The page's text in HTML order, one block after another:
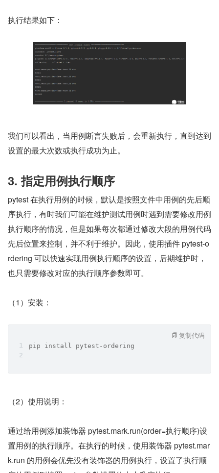
执行结果如下：
我们可以看出，当用例断言失败后，会重新执行，直到达到
设置的最大次数或执行成功为止。
3. 指定用例执行顺序
pytest 在执行用例的时候，默认是按照文件中用例的先后顺
序执行，有时我们可能在维护测试用例时遇到需要修改用例
执行顺序的情况，但是如果每次都通过修改大段的用例代码
先后位置来控制，并不利于维护。因此，使用插件 pytest-o
rdering 可以快速实现用例执行顺序的设置，后期维护时，
也只需要修改对应的执行顺序参数即可。
（1）安装：
pip install pytest-ordering
复制代码
（2）使用说明：
通过给用例添加装饰器 pytest.mark.run(order=执行顺序)设
置用例的执行顺序。在执行的时候，使用装饰器 pytest.mar
k.run 的用例会优先没有装饰器的用例执行，设置了执行顺